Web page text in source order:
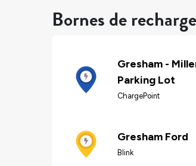
Bornes de
Gresham -
Parking Lot
ChargePoint
Gresham Ford
Blink